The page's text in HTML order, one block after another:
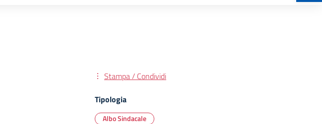
Stampa / Condividi
Tipologia
Albo Sindacale